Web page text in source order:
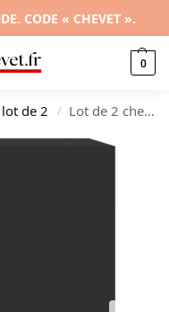
CODE « CHEVET ».
0
de 2 / Lot de 2 chevets bois noir design moderne 3 tiroirs, 40x40x50cm